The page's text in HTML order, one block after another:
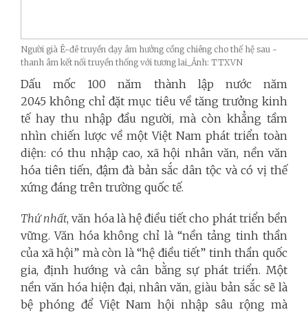
Người già Ê-đê truyền dạy âm hưởng cồng chiêng cho thế hệ sau -
thanh âm kết nối truyền thống với tương lai_Ảnh: TTXVN
Dấu mốc 100 năm thành lập nước năm
2045 không chỉ đặt mục tiêu về tăng trưởng kinh
tế hay thu nhập đầu người, mà còn khẳng tầm
nhìn chiến lược về một Việt Nam phát triển toàn
diện: có thu nhập cao, xã hội nhân văn, nền văn
hóa tiên tiến, đậm đà bản sắc dân tộc và có vị thế
xứng đáng trên trường quốc tế.
Thứ nhất, văn hóa là hệ điều tiết cho phát triển bền
vững. Văn hóa không chỉ là “nền tảng tinh thần
của xã hội” mà còn là “hệ điều tiết” tinh thần quốc
gia, định hướng và cân bằng sự phát triển. Một
nền văn hóa hiện đại, nhân văn, giàu bản sắc sẽ là
bệ phóng để Việt Nam hội nhập sâu rộng mà